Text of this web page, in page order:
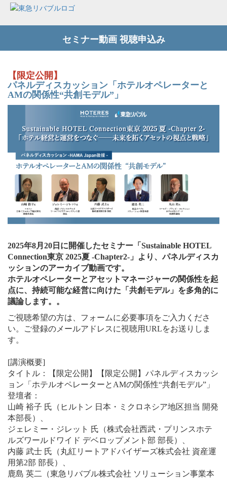
セミナー動画 視聴申込み
【限定公開】
パネルディスカッション「ホテルオペレーターと
AMの関係性“共創モデル”」
2025年8月20日に開催したセミナー「Sustainable HOTEL
Connection東京 2025夏 -Chapter2-」より、パネルディスカ
ッションのアーカイブ動画です。
ホテルオペレーターとアセットマネージャーの関係性を起
点に、持続可能な経営に向けた「共創モデル」を多角的に
議論します。。
ご視聴希望の方は、フォームに必要事項をご入力くださ
い。ご登録のメールアドレスに視聴用URLをお送りしま
す。
[講演概要]
タイトル：【限定公開】【限定公開】パネルディスカッシ
ョン「ホテルオペレーターとAMの関係性“共創モデル”」
登壇者：
山崎 裕子 氏（ヒルトン 日本・ミクロネシア地区担当 開発
本部長）、
ジェレミー・ジレット 氏（株式会社西武・プリンスホテ
ルズワールドワイド デベロップメント部 部長）、
内藤 武士 氏（丸紅リートアドバイザーズ株式会社 資産運
用第2部 部長）、
鹿島 英二（東急リバブル株式会社 ソリューション事業本